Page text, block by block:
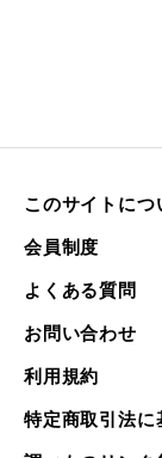
このサイトにつ
会員制度
よくある質問
お問い合わせ
利用規約
特定商取引法に